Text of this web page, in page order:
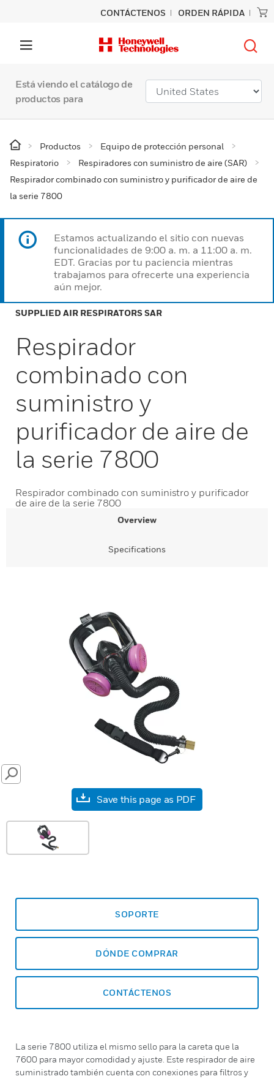
CONTÁCTENOS ORDEN RÁPIDA
Está viendo el catálogo de
productos para
Productos
Equipo de protección personal
Respiratorio
Respiradores con suministro de aire (SAR)
Respirador combinado con suministro y purificador de aire de
la serie 7800
Estamos actualizando el sitio con nuevas
funcionalidades de 9:00 a. m. a 11:00 a. m.
EDT. Gracias por tu paciencia mientras
trabajamos para ofrecerte una experiencia
aún mejor.
SUPPLIED AIR RESPIRATORS SAR
Respirador
combinado con
suministro y
purificador de aire de
la serie 7800
Respirador combinado con suministro y purificador
de aire de la serie 7800
Overview
Specifications
SEARCH
Save this page as PDF
SOPORTE
DÓNDE COMPRAR
CONTÁCTENOS
La serie 7800 utiliza el mismo sello para la careta que la
7600 para mayor comodidad y ajuste. Este respirador de aire
suministrado también cuenta con conexiones para filtros y